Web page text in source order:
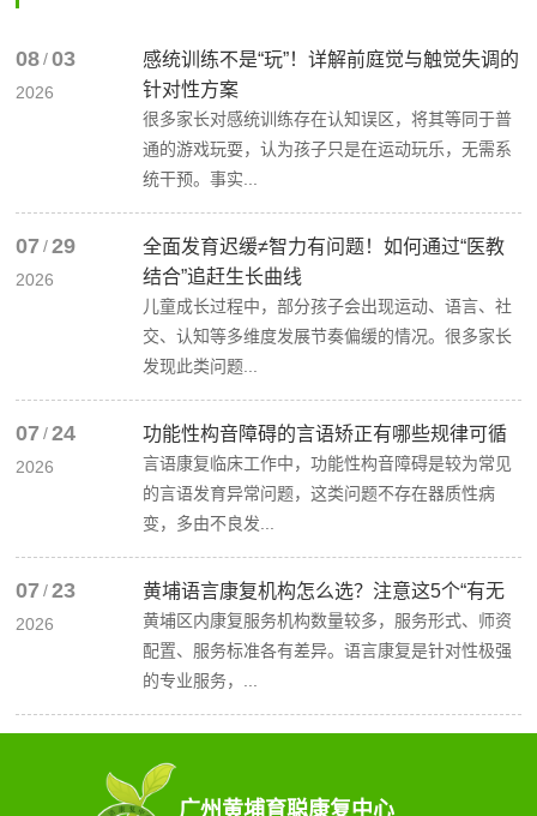
08 / 03
2026
感统训练不是“玩”！详解前庭觉与触觉失调的
针对性方案
很多家长对感统训练存在认知误区，将其等同于普
通的游戏玩耍，认为孩子只是在运动玩乐，无需系
统干预。事实...
07 / 29
2026
全面发育迟缓≠智力有问题！如何通过“医教
结合”追赶生长曲线
儿童成长过程中，部分孩子会出现运动、语言、社
交、认知等多维度发展节奏偏缓的情况。很多家长
发现此类问题...
07 / 24
2026
功能性构音障碍的言语矫正有哪些规律可循
言语康复临床工作中，功能性构音障碍是较为常见
的言语发育异常问题，这类问题不存在器质性病
变，多由不良发...
07 / 23
2026
黄埔语言康复机构怎么选？注意这5个“有无
黄埔区内康复服务机构数量较多，服务形式、师资
配置、服务标准各有差异。语言康复是针对性极强
的专业服务，...
广州黄埔育聪康复中心